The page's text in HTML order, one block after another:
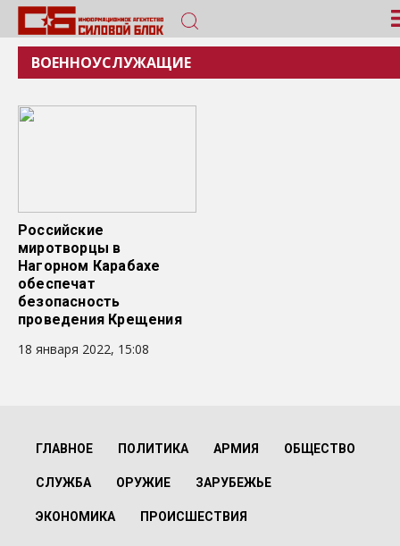
ВОЕННОУСЛУЖАЩИЕ
Российские
миротворцы в
Нагорном Карабахе
обеспечат
безопасность
проведения Крещения
18 января 2022, 15:08
ГЛАВНОЕ ПОЛИТИКА АРМИЯ ОБЩЕСТВО
СЛУЖБА ОРУЖИЕ ЗАРУБЕЖЬЕ
ЭКОНОМИКА ПРОИСШЕСТВИЯ